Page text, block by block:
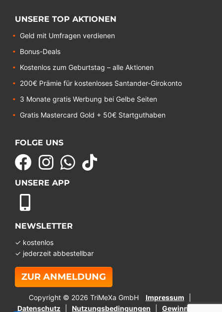
UNSERE TOP AKTIONEN
Geld mit Umfragen verdienen
Bonus-Deals
Kostenlos zum Geburtstag – alle Aktionen
200€ Prämie für kostenloses Santander-Girokonto
3 Monate gratis Werbung bei Gelbe Seiten
Gratis Mastercard Gold + 50€ Startguthaben
FOLGE UNS
UNSERE APP
NEWSLETTER
✓ kostenlos
✓ jederzeit abbestellbar
ZUR ANMELDUNG
Copyright © 2026 TriMeXa GmbH
Impressum
Datenschutz
Nutzungsbedingungen Gewinnspiel